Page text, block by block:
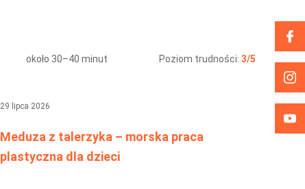
około 30–40 minut Poziom trudności: 3/5
29 lipca 2026
Meduza z talerzyka – morska praca
plastyczna dla dzieci